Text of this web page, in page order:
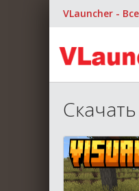
VLauncher -